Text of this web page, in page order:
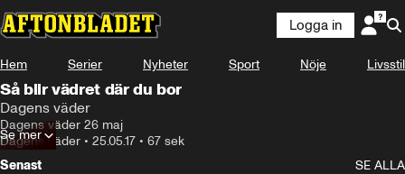
Logga in
Hem Serier Nyheter Sport Nöje Livsstil
Så blir vädret där du bor
Dagens väder
Dagens väder 26 maj
Dagens väder • 25.05.17 • 67 sek
Se mer
Senast
SE ALLA